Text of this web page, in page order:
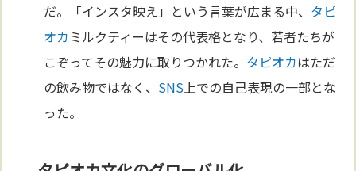
だ。「インスタ映え」という言葉が広まる中、 タピ
オカミルクティーはその代表格となり、若者たちが
こぞってその魅力に取りつかれた。 タピオカはただ
の飲み物ではなく、 SNS 上での自己表現の一部とな
った。